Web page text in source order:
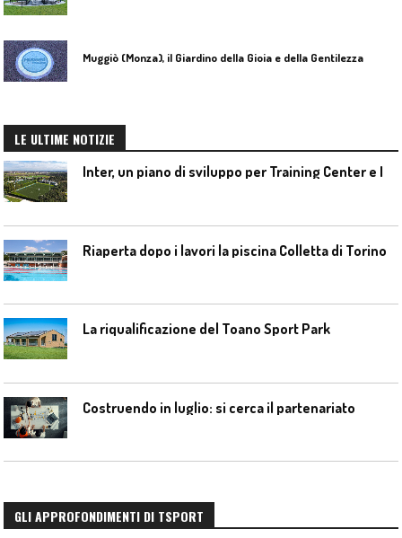
Muggiò (Monza), il Giardino della Gioia e della Gentilezza
LE ULTIME NOTIZIE
Riaperta dopo i lavori la piscina Colletta di Torino
La riqualificazione del Toano Sport Park
Costruendo in luglio: si cerca il partenariato
GLI APPROFONDIMENTI DI TSPORT